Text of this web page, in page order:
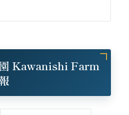
Kawanishi Farm